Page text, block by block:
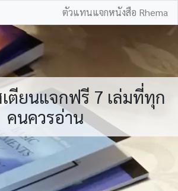
ตัวแทนแจกหนังสือ Rhema
ตียนแจกฟรี 7 เล่มที่ทุก
คนควรอ่าน